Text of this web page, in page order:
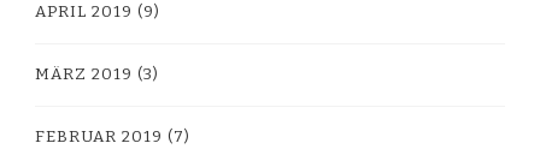
APRIL 2019 (9)
MÄRZ 2019 (3)
FEBRUAR 2019 (7)